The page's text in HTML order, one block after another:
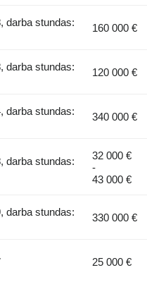
darba stundas:
160 000 €
darba stundas:
120 000 €
darba stundas:
340 000 €
darba stundas:
32 000 €
-
43 000 €
darba stundas:
330 000 €
25 000 €